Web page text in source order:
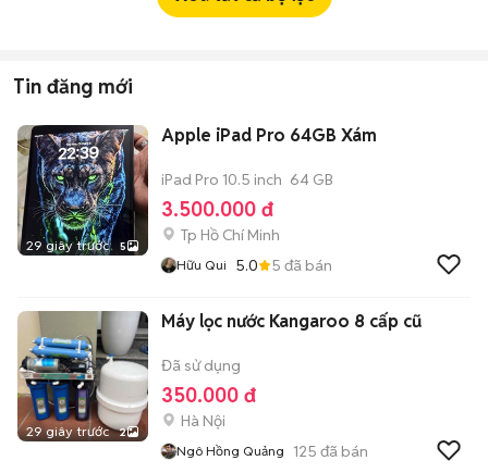
Tin đăng mới
29 giây trước 5
Apple iPad Pro 64GB Xám
iPad Pro 10.5 inch 64 GB
3.500.000 đ
Tp Hồ Chí Minh
Hữu Qui 5.0 5 đã bán
29 giây trước 2
Máy lọc nước Kangaroo 8 cấp cũ
Đã sử dụng
350.000 đ
Hà Nội
Ngô Hồng Quảng 125 đã bán